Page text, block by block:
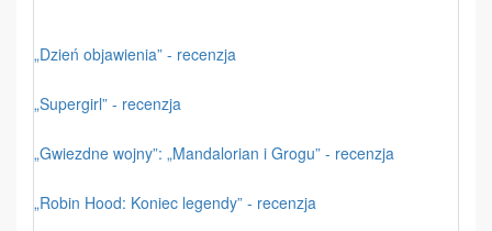
„Dzień objawienia” - recenzja
„Supergirl” - recenzja
„Gwiezdne wojny”: „Mandalorian i Grogu” - recenzja
„Robin Hood: Koniec legendy” - recenzja